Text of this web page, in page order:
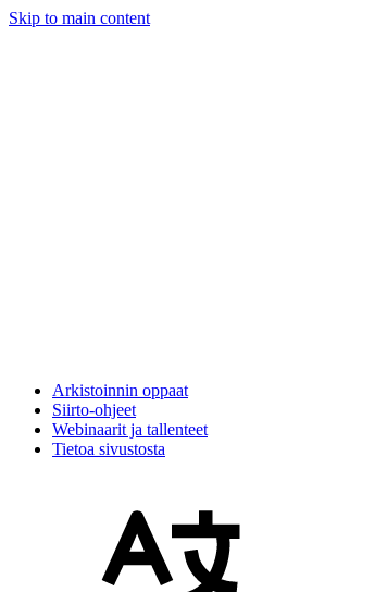
Skip to main content
Arkistoinnin oppaat
Siirto-ohjeet
Webinaarit ja tallenteet
Tietoa sivustosta